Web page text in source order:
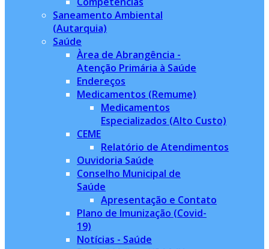
Saneamento Ambiental
(Autarquia)
Saúde
Àrea de Abrangência -
Atenção Primária à Saúde
Endereços
Medicamentos (Remume)
Medicamentos
Especializados (Alto Custo)
CEME
Relatório de Atendimentos
Ouvidoria Saúde
Conselho Municipal de
Saúde
Apresentação e Contato
Plano de Imunização (Covid-
19)
Notícias - Saúde